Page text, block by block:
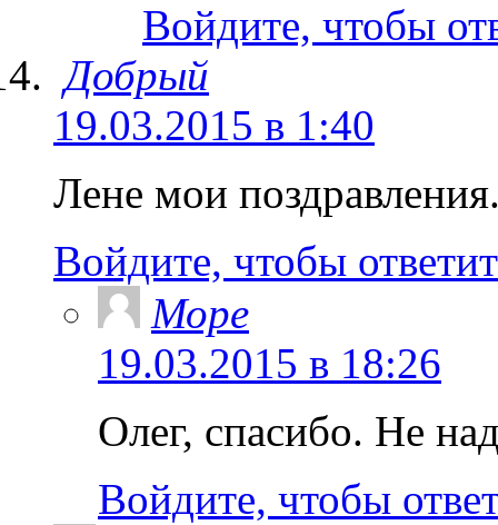
Войдите, чтобы
Добрый
19.03.2015 в 1:40
Лене мои
Войдите, чтобы
Море
19.03.2015 в 18:26
Олег, спасибо. Не
Войдите, чтобы